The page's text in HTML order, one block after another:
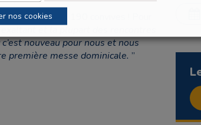
a rassemblé 190 convives ! Pour
et la plupart des rencontres
nouveau pour nous et nous
première messe dominicale. ”
nos cookies